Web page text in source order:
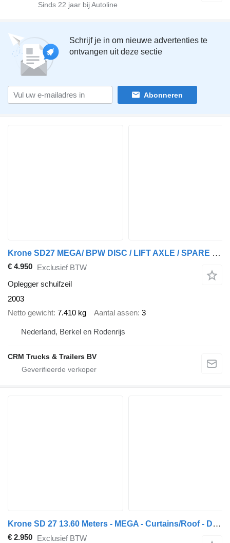
Sinds 22 jaar bij Autoline
Schrijf je in om nieuwe advertenties te
ontvangen uit deze sectie
Abonneren
Krone SD27 MEGA/ BPW DISC / LIFT AXLE / SPARE TIRE/TUV BELGIUM 03-11-2
€ 4.950 Exclusief BTW
Oplegger schuifzeil
2003
Netto gewicht 7.410 kg Aantal assen 3
Nederland, Berkel en Rodenrijs
CRM Trucks & Trailers BV
Krone SD 27 13.60 Meters - MEGA - Curtains/Roof - Drum Brakes - Spare
€ 2.950 Exclusief BTW